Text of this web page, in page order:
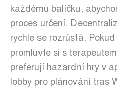
každému balíčku,
proces určení.
rychle se rozrůstá.
promluvte si s
preferují hazardní hry v
lobby pro plánování tras